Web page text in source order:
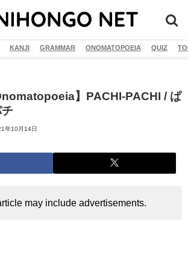
KANJI GRAMMAR ONOMATOPOEIA QUIZ
】PACHI-PACHI / ぱ
年10月14日
may include advertisements.